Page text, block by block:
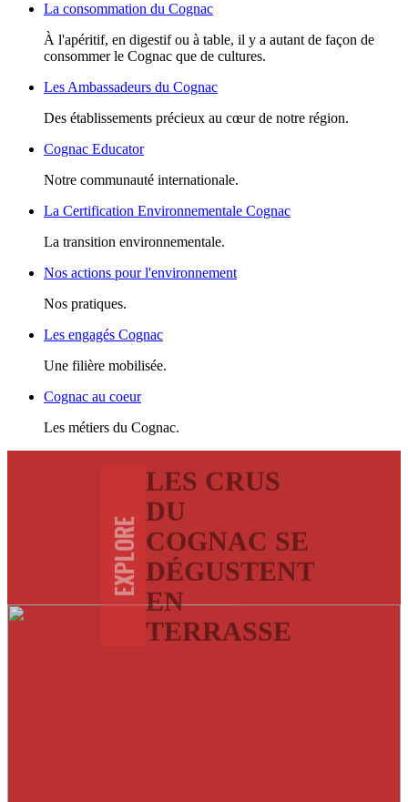
La consommation du Cognac
À l'apéritif, en digestif ou à table, il y a autant de façon de
consommer le Cognac que de cultures.
Les Ambassadeurs du Cognac
Des établissements précieux au cœur de notre région.
Cognac Educator
Notre communauté internationale.
La Certification Environnementale Cognac
La transition environnementale.
Nos actions pour l'environnement
Nos pratiques.
Les engagés Cognac
Une filière mobilisée.
Cognac au coeur
Les métiers du Cognac.
EXPLORE
LES CRUS
DU
COGNAC SE
DÉGUSTENT
EN
TERRASSE